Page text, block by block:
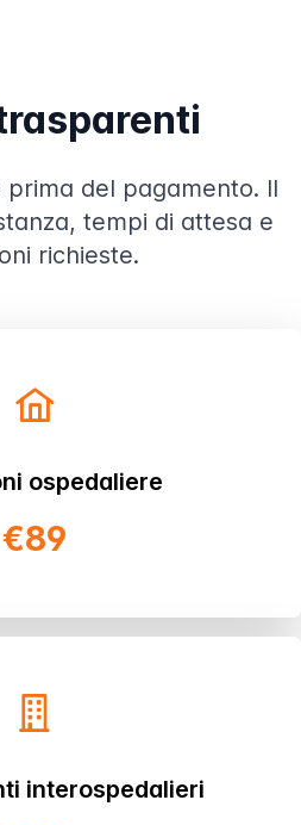
del pagamento. Il
tempi di attesa e
richieste.
ospedaliere
€89
interospedalieri